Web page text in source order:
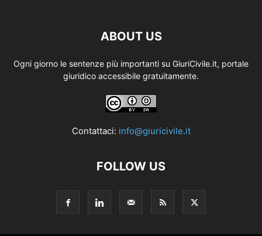
ABOUT US
Ogni giorno le sentenze più importanti su GiuriCivile.it, portale
giuridico accessibile gratuitamente.
Contattaci: info@giuricivile.it
FOLLOW US